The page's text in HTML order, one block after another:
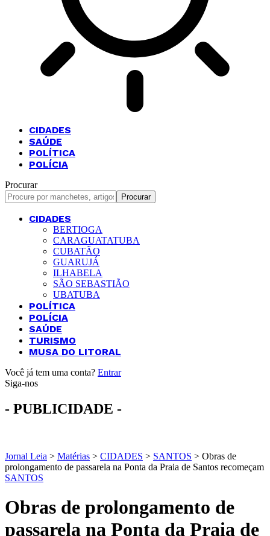
CIDADES
SAÚDE
POLÍTICA
POLÍCIA
Procurar
CIDADES
BERTIOGA
CARAGUATATUBA
CUBATÃO
GUARUJÁ
ILHABELA
SÃO SEBASTIÃO
UBATUBA
POLÍTICA
POLÍCIA
SAÚDE
TURISMO
MUSA DO LITORAL
Você já tem uma conta? Entrar
Siga-nos
- PUBLICIDADE -
Jornal Leia > Matérias > CIDADES > SANTOS > Obras de
prolongamento de passarela na Ponta da Praia de Santos recomeçam
SANTOS
Obras de prolongamento de
passarela na Ponta da Praia de